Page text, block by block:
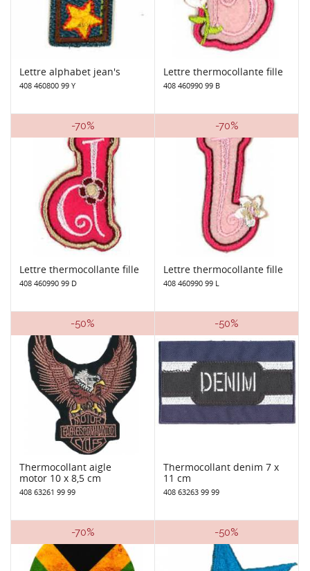
Lettre alphabet jean's
408 460800 99 Y
Lettre thermocollante fille
408 460990 99 B
-70%
Lettre thermocollante fille
408 460990 99 D
-70%
Lettre thermocollante fille
408 460990 99 L
-50%
Thermocollant aigle
motor 10 x 8,5 cm
408 63261 99 99
-50%
Thermocollant denim 7 x
11 cm
408 63263 99 99
-70% -50%